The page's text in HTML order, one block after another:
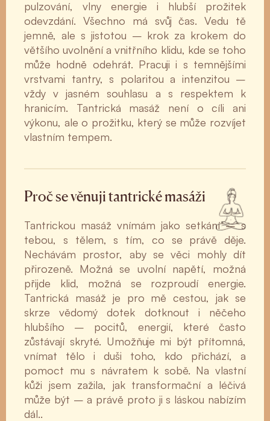
pulzování, vlny energie i hlubší prožitek
odevzdání. Všechno má svůj čas. Vedu tě
jemně, ale s jistotou – krok za krokem do
většího uvolnění a vnitřního klidu, kde se toho
může hodně odehrát. Pracuji i s temnějšími
vrstvami tantry, s polaritou a intenzitou –
vždy v jasném souhlasu a s respektem k
hranicím. Tantrická masáž není o cíli ani
výkonu, ale o prožitku, který se může rozvíjet
vlastním tempem.
Proč se věnuji tantrické masáži
Tantrickou masáž vnímám jako setkání – s
tebou, s tělem, s tím, co se právě děje.
Nechávám prostor, aby se věci mohly dít
přirozeně. Možná se uvolní napětí, možná
přijde klid, možná se rozproudí energie.
Tantrická masáž je pro mě cestou, jak se
skrze vědomý dotek dotknout i něčeho
hlubšího – pocitů, energií, které často
zůstávají skryté. Umožňuje mi být přítomná,
vnímat tělo i duši toho, kdo přichází, a
pomoct mu s návratem k sobě. Na vlastní
kůži jsem zažila, jak transformační a léčivá
může být – a právě proto ji s láskou nabízím
dál..